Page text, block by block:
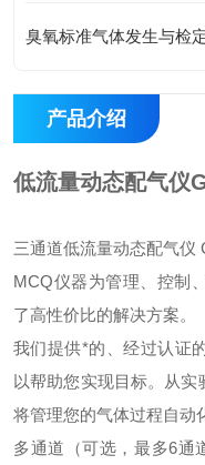
臭氧标准气体发生与检
产品介绍
低流量动态配气仪
三通道低流量动态配气仪
MCQ仪器为管理、控制
了高性价比的解决方案。
我们提供*的、经过认证
以帮助您实现目标。从实
将管理您的气体过程自动
多通道（可选，最多6通